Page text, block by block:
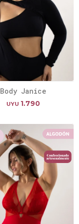
Body Janice
UYU 1.790